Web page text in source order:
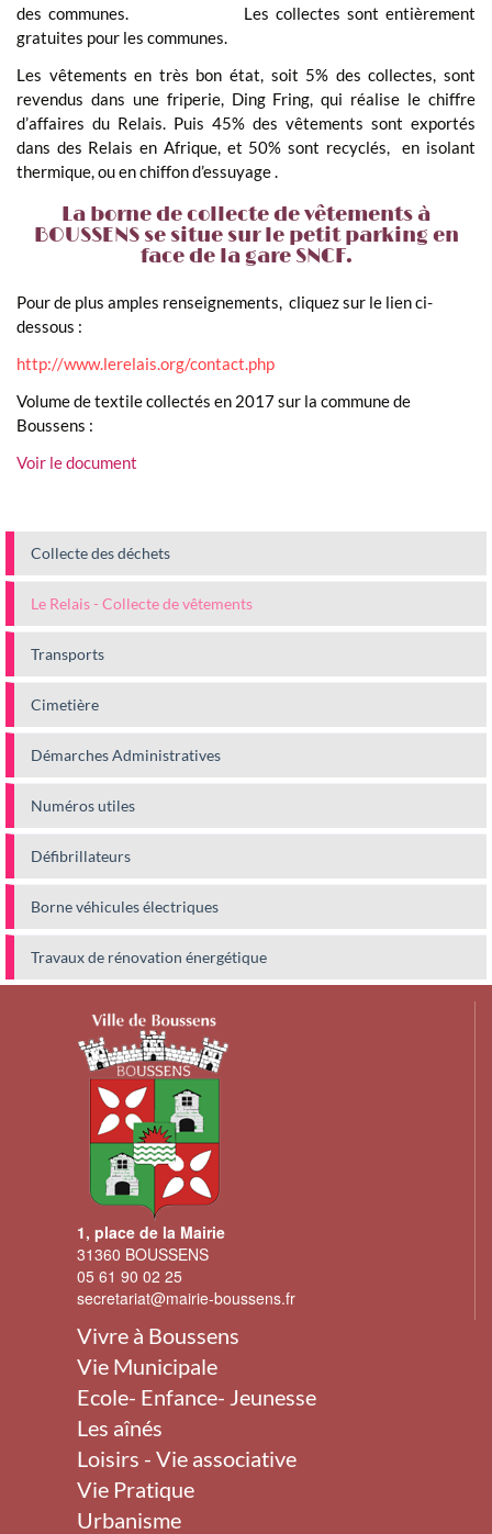
des communes. Les collectes sont entièrement
gratuites pour les communes.
Les vêtements en très bon état, soit 5% des collectes, sont
revendus dans une friperie, Ding Fring, qui réalise le chiffre
d’affaires du Relais. Puis 45% des vêtements sont exportés
dans des Relais en Afrique, et 50% sont recyclés, en isolant
thermique, ou en chiffon d’essuyage .
La borne de collecte de vêtements à
BOUSSENS se situe sur le petit parking en
face de la gare SNCF.
Pour de plus amples renseignements, cliquez sur le lien ci-
dessous :
http://www.lerelais.org/contact.php
Volume de textile collectés en 2017 sur la commune de
Boussens :
Voir le document
Collecte des déchets
Le Relais - Collecte de vêtements
Transports
Cimetière
Démarches Administratives
Numéros utiles
Défibrillateurs
Borne véhicules électriques
Travaux de rénovation énergétique
1, place de la Mairie
31360 BOUSSENS
05 61 90 02 25
secretariat@mairie-boussens.fr
Vivre à Boussens
Vie Municipale
Ecole- Enfance- Jeunesse
Les aînés
Loisirs - Vie associative
Vie Pratique
Urbanisme